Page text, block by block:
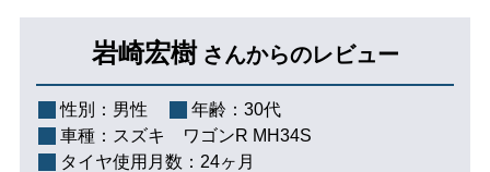
岩崎宏樹 さんからのレビュー
性別： 男性 年齢： 30代
車種： スズキ ワゴンR MH34S
タイヤ使用月数： 24ヶ月